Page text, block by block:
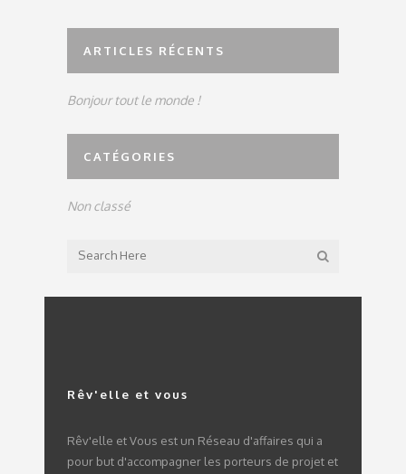
ARTICLES RÉCENTS
Bonjour tout le monde !
CATÉGORIES
Non classé
Rêv'elle et vous
Rêv'elle et Vous est un Réseau d'affaires qui a
pour but d'accompagner les porteurs de projet et